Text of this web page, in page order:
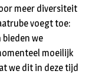
meer diversiteit
voegt toe:
bieden we
moeilijk
we dit in deze tijd